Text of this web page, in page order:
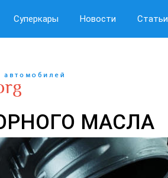
Суперкары Новости Статьи
МАСЛА